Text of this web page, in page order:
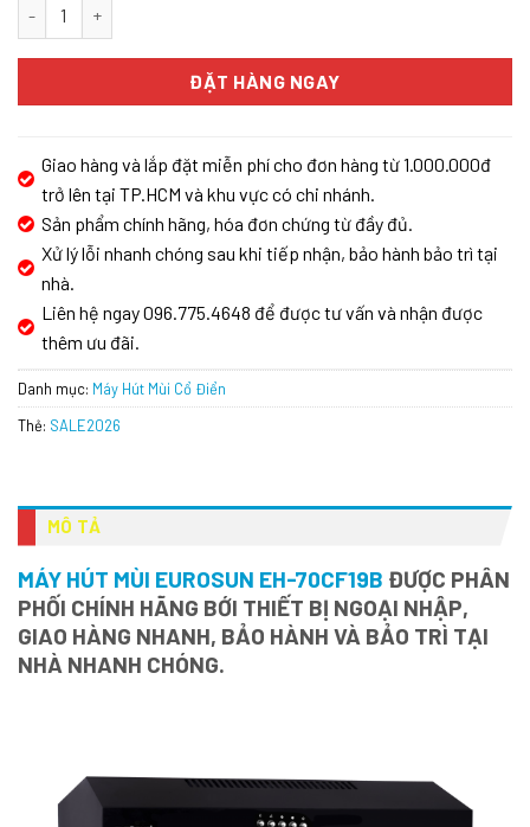
ĐẶT HÀNG NGAY
Giao hàng và lắp đặt miễn phí cho đơn hàng từ 1.000.000đ
trở lên tại TP.HCM và khu vực có chi nhánh.
Sản phẩm chính hãng, hóa đơn chứng từ đầy đủ.
Xử lý lỗi nhanh chóng sau khi tiếp nhận, bảo hành bảo trì tại
nhà.
Liên hệ ngay 096.775.4648 để được tư vấn và nhận được
thêm ưu đãi.
Danh mục: Máy Hút Mùi Cổ Điển
Thẻ: SALE2026
MÔ TẢ
MÁY HÚT MÙI EUROSUN EH-70CF19B ĐƯỢC PHÂN
PHỐI CHÍNH HÃNG BỚI THIẾT BỊ NGOẠI NHẬP,
GIAO HÀNG NHANH, BẢO HÀNH VÀ BẢO TRÌ TẠI
NHÀ NHANH CHÓNG.